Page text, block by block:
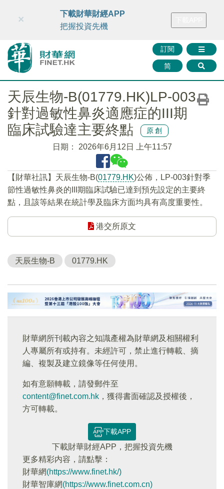
財華智庫網 FINTV FINMETA 財華證券 媒體矩陣
訂閱
简
×
下載財華財經APP
把握投資先機
天辰生物-B(01779.HK)LP-003
針對過敏性鼻炎適應症的III期
臨床試驗達主要終點
原創
日期： 2026年6月12日 上午11:57
​【財華社訊】天辰生物-B(01779.HK)公佈，LP-003針對季
節性過敏性鼻炎的III期臨床試驗已達到預先設定的主要終
點，且該等結果在統計學及臨床方面均具有高度重要性。
港交所原文
天辰生物-B 01779.HK
財華網所刊載內容之知識產權為財華網及相關權利
人專屬所有或持有。未經許可，禁止進行轉載、摘
編、複製及建立鏡像等任何使用。
如有意願轉載，請發郵件至
content@finet.com.hk ，獲得書面確認及授權後，
方可轉載。
下載APP
下載財華財經APP，把握投資先機
更多精彩内容，請點擊：
財華網(https://www.finet.hk/)
財華智庫網(https://www.finet.com.cn)